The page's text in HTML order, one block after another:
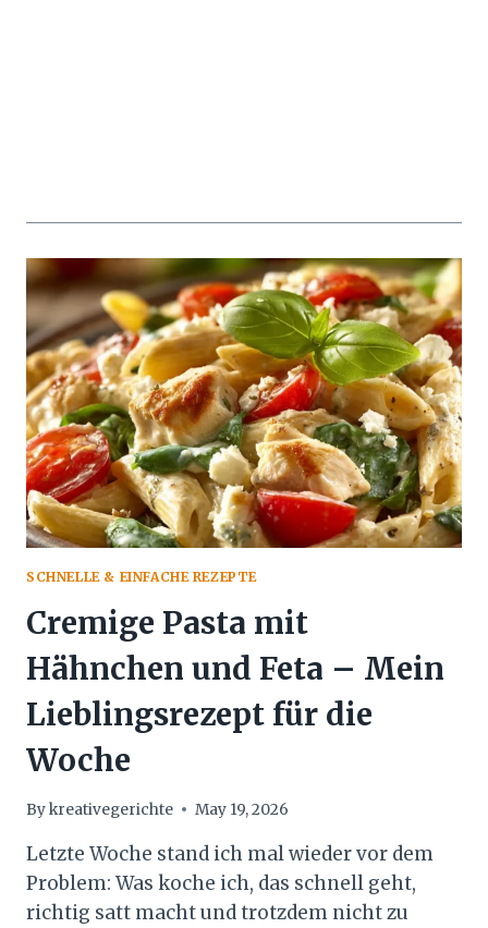
SCHNELLE & EINFACHE REZEPTE
Cremige Pasta mit
Hähnchen und Feta – Mein
Lieblingsrezept für die
Woche
Bykreativegerichte May 19, 2026
Letzte Woche stand ich mal wieder vor dem
Problem: Was koche ich, das schnell geht,
richtig satt macht und trotzdem nicht zu